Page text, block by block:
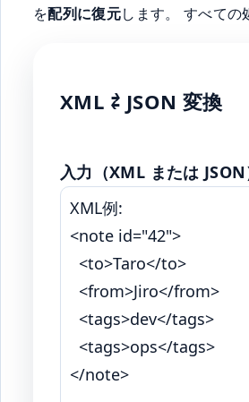
を配列に復元します。 すべての
XML ⇄ JSON 変換
入力（XML または JSON